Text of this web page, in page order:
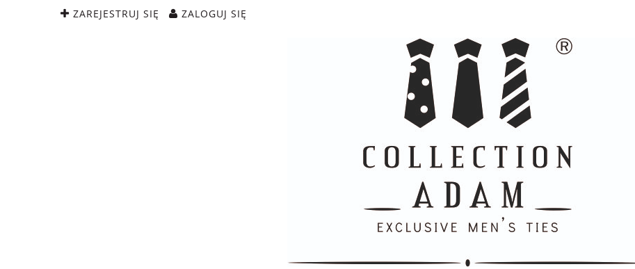
ZAREJESTRUJ SIĘ ZALOGUJ SIĘ